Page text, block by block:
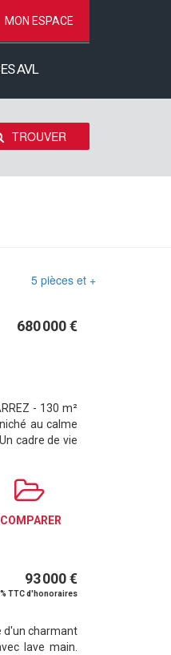
MON ESPACE
AVL
TROUVER
5 pièces et +
680 000 €
- 130 m²
au calme
cadre de vie
COMPARER
93 000 €
TTC d'honoraires
d'un charmant
lave main.